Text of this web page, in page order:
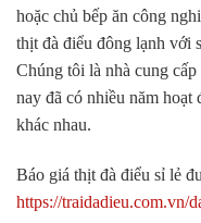
hoặc chủ bếp ăn công
thịt đà điểu đông lạnh với
Chúng tôi là nhà cung
nay đã có nhiều năm
khác nhau.
Báo giá thịt đà điểu sỉ lẻ
https://traidadieu.com.vn/